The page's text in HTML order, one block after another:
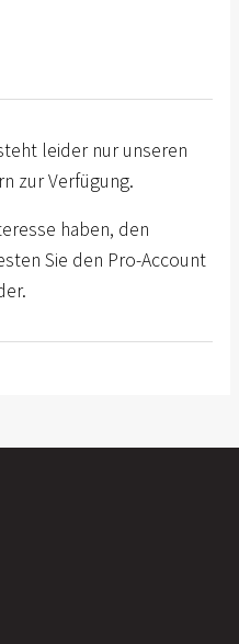
leider nur unseren
zur Verfügung.
haben, den
Sie den Pro-Account